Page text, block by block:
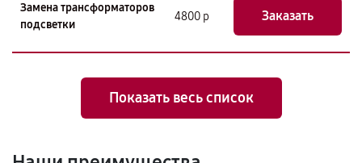
Замена трансформаторов
подсветки
4800 р Заказать
Показать весь список